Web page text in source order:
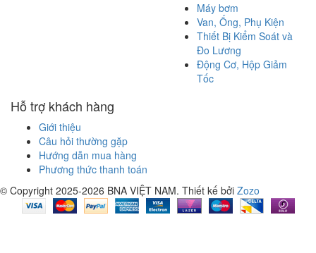
Máy bơm
Van, Ống, Phụ Kiện
Thiết Bị Kiểm Soát và
Đo Lương
Động Cơ, Hộp Giảm
Tốc
Hỗ trợ khách hàng
Giới thiệu
Câu hỏi thường gặp
Hướng dẫn mua hàng
Phương thức thanh toán
© Copyright 2025-2026 BNA VIỆT NAM. Thiết kế bởi Zozo